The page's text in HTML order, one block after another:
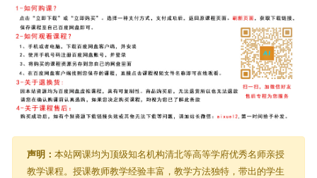
声明： 本站网课均为顶级知名机构清北等高等学府优秀名师亲授
教学课程。授课教师教学经验丰富，教学方法独特，带出的学生